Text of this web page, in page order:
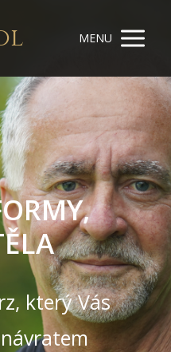
MENU
který Vás